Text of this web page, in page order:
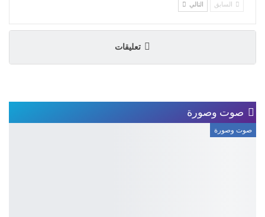
السابق التالي
تعليقات
صوت وصورة
صوت وصورة